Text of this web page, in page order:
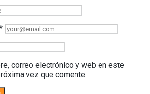
*
correo electrónico y web en este
vez que comente.